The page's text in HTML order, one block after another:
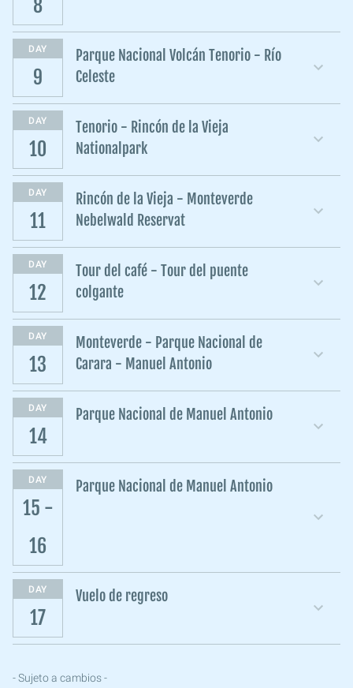
8
DAY
9
Parque Nacional Volcán Tenorio - Río
Celeste
DAY
10
Tenorio - Rincón de la Vieja
Nationalpark
DAY
11
Rincón de la Vieja - Monteverde
Nebelwald Reservat
DAY
12
Tour del café - Tour del puente
colgante
DAY
13
Monteverde - Parque Nacional de
Carara - Manuel Antonio
DAY
14
Parque Nacional de Manuel Antonio
DAY
15 -
16
Parque Nacional de Manuel Antonio
DAY
17
Vuelo de regreso
- Sujeto a cambios -